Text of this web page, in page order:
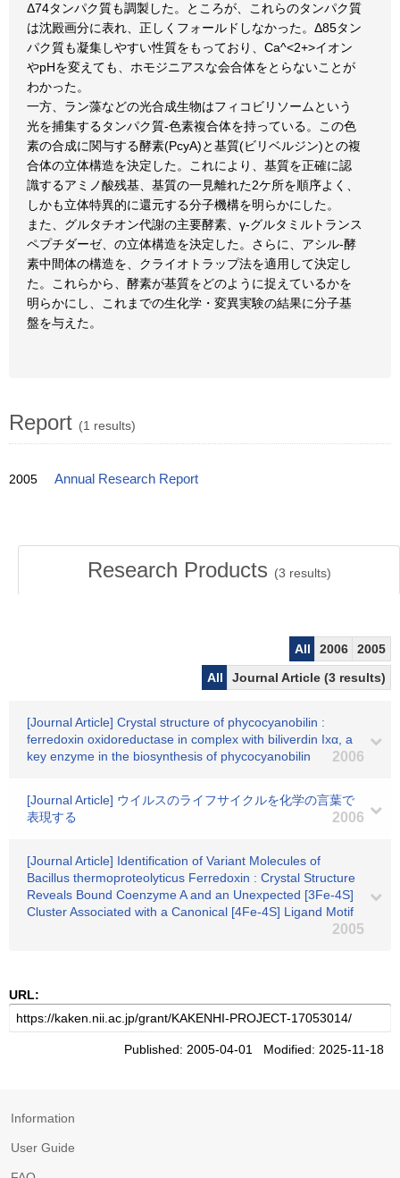
Δ74タンパク質も調製した。ところが、これらのタンパク質
は沈殿画分に表れ、正しくフォールドしなかった。Δ85タン
パク質も凝集しやすい性質をもっており、Ca^<2+>イオン
やpHを変えても、ホモジニアスな会合体をとらないことが
わかった。
一方、ラン藻などの光合成生物はフィコビリソームという
光を捕集するタンパク質-色素複合体を持っている。この色
素の合成に関与する酵素(PcyA)と基質(ビリベルジン)との複
合体の立体構造を決定した。これにより、基質を正確に認
識するアミノ酸残基、基質の一見離れた2ケ所を順序よく、
しかも立体特異的に還元する分子機構を明らかにした。
また、グルタチオン代謝の主要酵素、γ-グルタミルトランス
ペプチダーゼ、の立体構造を決定した。さらに、アシル-酵
素中間体の構造を、クライオトラップ法を適用して決定し
た。これらから、酵素が基質をどのように捉えているかを
明らかにし、これまでの生化学・変異実験の結果に分子基
盤を与えた。
Report (1 results)
2005 Annual Research Report
Research Products (3 results)
All 2006
2005
All
Journal Article (3 results)
[Journal Article] Crystal structure of phycocyanobilin :
ferredoxin oxidoreductase in complex with biliverdin Ixα, a
key enzyme in the biosynthesis of phycocyanobilin
2006
[Journal Article] ウイルスのライフサイクルを化学の言葉で
表現する
2006
[Journal Article] Identification of Variant Molecules of
Bacillus thermoproteolyticus Ferredoxin : Crystal Structure
Reveals Bound Coenzyme A and an Unexpected [3Fe-4S]
Cluster Associated with a Canonical [4Fe-4S] Ligand Motif
2005
URL:
Published: 2005-04-01 Modified: 2025-11-18
Information
User Guide